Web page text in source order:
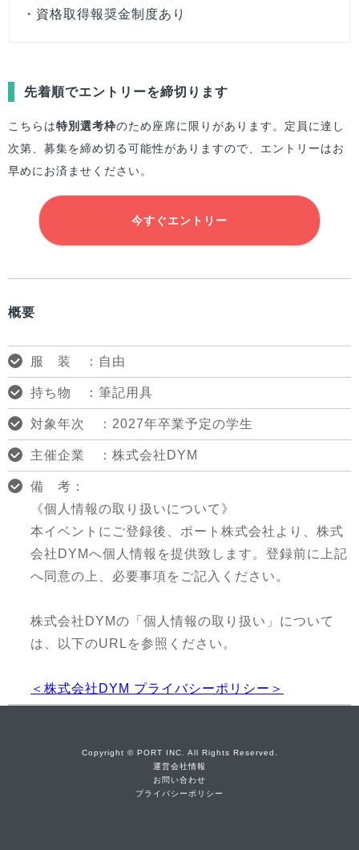
・資格取得報奨金制度あり
先着順でエントリーを締切ります
こちらは特別選考枠のため座席に限りがあります。定員に達し
次第、募集を締め切る可能性がありますので、エントリーはお
早めにお済ませください。
今すぐエントリー
概要
服 装 ：自由
持ち物 ：筆記用具
対象年次 ：2027年卒業予定の学生
主催企業 ：株式会社DYM
備 考：
《個人情報の取り扱いについて》
本イベントにご登録後、ポート株式会社より、株式
会社DYMへ個人情報を提供致します。登録前に上記
へ同意の上、必要事項をご記入ください。
株式会社DYMの「個人情報の取り扱い」について
は、以下のURLを参照ください。
＜株式会社DYM プライバシーポリシー＞
Copyright © PORT INC. All Rights Reserved.
運営会社情報
お問い合わせ
プライバシーポリシー